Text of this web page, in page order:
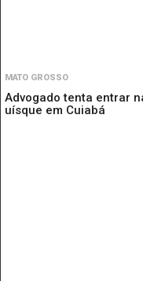
MATO GROSSO
Advogado tenta entrar
uísque em Cuiabá